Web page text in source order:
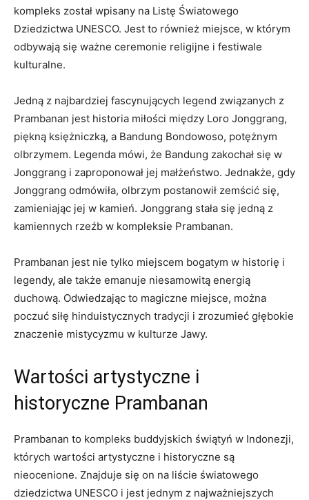
kompleks został wpisany na Listę Światowego
Dziedzictwa UNESCO. Jest to również miejsce, w którym
odbywają się ważne ceremonie religijne i festiwale
kulturalne.
Jedną z najbardziej fascynujących legend związanych z
Prambanan jest historia miłości między Loro Jonggrang,
piękną księżniczką, a Bandung Bondowoso, potężnym
olbrzymem. Legenda mówi, że Bandung zakochał się w
Jonggrang i zaproponował jej małżeństwo. Jednakże, gdy
Jonggrang odmówiła, olbrzym postanowił zemścić się,
zamieniając jej w kamień. Jonggrang stała się jedną z
kamiennych rzeźb w kompleksie Prambanan.
Prambanan jest nie tylko miejscem bogatym w historię i
legendy, ale także emanuje niesamowitą energią
duchową. Odwiedzając to magiczne miejsce, można
poczuć siłę hinduistycznych tradycji i zrozumieć głębokie
znaczenie mistycyzmu w kulturze Jawy.
Wartości artystyczne i
historyczne Prambanan
Prambanan to kompleks buddyjskich świątyń w Indonezji,
których wartości artystyczne i historyczne są
nieocenione. Znajduje się on na liście światowego
dziedzictwa UNESCO i jest jednym z najważniejszych